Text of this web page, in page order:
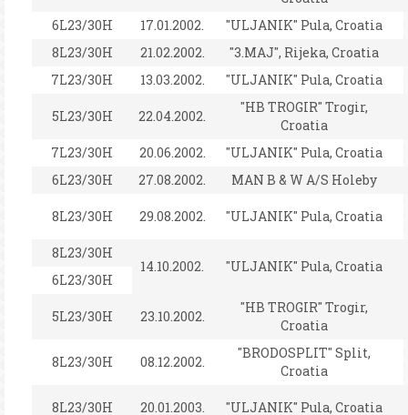
6L23/30H
17.01.2002.
"ULJANIK" Pula, Croatia
8L23/30H
21.02.2002.
"3.MAJ", Rijeka, Croatia
7L23/30H
13.03.2002. "ULJANIK" Pula, Croatia
5L23/30H 22.04.2002.
"HB TROGIR" Trogir,
Croatia
7L23/30H
20.06.2002.
"ULJANIK" Pula, Croatia
6L23/30H
27.08.2002. MAN B & W A/S Holeby
8L23/30H 29.08.2002. "ULJANIK" Pula, Croatia
8L23/30H
14.10.2002. "ULJANIK" Pula, Croatia
6L23/30H
5L23/30H 23.10.2002.
"HB TROGIR" Trogir,
Croatia
8L23/30H 08.12.2002.
"BRODOSPLIT" Split,
Croatia
8L23/30H 20.01.2003. "ULJANIK" Pula, Croatia